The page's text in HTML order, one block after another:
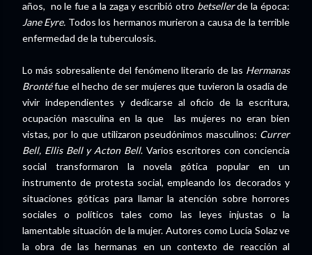
años, no le fue a la zaga y escribió otro betsellerde la época:
Jane Eyre. Todos los hermanos murieron a causa de la terrible
enfermedad de la tuberculosis.
Lo más sobresaliente del fenómeno literario de las Hermanas
Brontéfue el hecho de ser mujeres que tuvieron la osadía de
vivir independientes y dedicarse al oficio de la escritura,
ocupación masculina en la que las mujeres no eran bien
vistas, por lo que utilizaron pseudónimos masculinos: Currer
Bell, Ellis Bell y Acton Bell. Varios escritores con conciencia
social transformaron la novela gótica popular en un
instrumento de protesta social, empleando los decorados y
situaciones góticas para llamar la atención sobre horrores
sociales o políticos tales como las leyes injustas o la
lamentable situación de la mujer. Autores como Lucía Solaz ve
la obra de las hermanas en un contexto de reacción al